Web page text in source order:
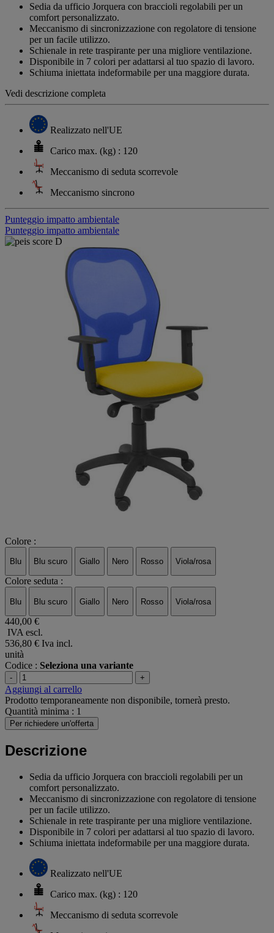
pagina.
Sedia da ufficio Jorquera con braccioli regolabili per un
comfort personalizzato.
Meccanismo di sincronizzazione con regolatore di tensione
per un facile utilizzo.
Schienale in rete traspirante per una migliore ventilazione.
Disponibile in 7 colori per adattarsi al tuo spazio di lavoro.
Schiuma iniettata indeformabile per una maggiore durata.
Vedi descrizione completa
Realizzato nell'UE
Carico max. (kg) : 120
Meccanismo di seduta scorrevole
Meccanismo sincrono
Punteggio impatto ambientale
Punteggio impatto ambientale
Colore :
Blu Blu scuro Giallo Nero Rosso Viola/rosa
Colore seduta :
Blu Blu scuro Giallo Nero Rosso Viola/rosa
440,00 €
IVA escl.
536,80 € Iva incl.
unità
Codice : Seleziona una variante
- +
Aggiungi al carrello
Prodotto temporaneamente non disponibile, tornerà presto.
Quantità minima : 1
Per richiedere un'offerta
Descrizione
Sedia da ufficio Jorquera con braccioli regolabili per un
comfort personalizzato.
Meccanismo di sincronizzazione con regolatore di tensione
per un facile utilizzo.
Schienale in rete traspirante per una migliore ventilazione.
Disponibile in 7 colori per adattarsi al tuo spazio di lavoro.
Schiuma iniettata indeformabile per una maggiore durata.
Realizzato nell'UE
Carico max. (kg) : 120
Meccanismo di seduta scorrevole